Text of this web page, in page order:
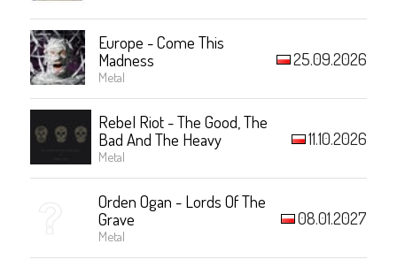
Europe - Come This
Madness
Metal
25.09.2026
Rebel Riot - The Good, The
Bad And The Heavy
Metal
11.10.2026
Orden Ogan - Lords Of The
Grave
Metal
08.01.2027